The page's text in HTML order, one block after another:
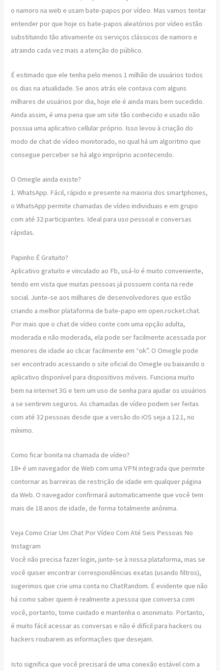
o namoro na web e usam bate-papos por vídeo. Mas vamos tentar
entender por que hoje os bate-papos aleatórios por vídeo estão
substituindo tão ativamente os serviços clássicos de namoro e
atraindo cada vez mais a atenção do público.
É estimado que ele tenha pelo menos 1 milhão de usuários todos
os dias na atualidade. Se anos atrás ele contava com alguns
milhares de usuários por dia, hoje ele é ainda mais bem sucedido.
Ainda assim, é uma pena que um site tão conhecido e usado não
possua uma aplicativo cellular próprio. Isso levou à criação do
modo de chat de vídeo monitorado, no qual há um algoritmo que
consegue perceber se há algo impróprio acontecendo.
O Omegle ainda existe?
1. WhatsApp. Fácil, rápido e presente na maioria dos smartphones,
o WhatsApp permite chamadas de vídeo individuais e em grupo
com até 32 participantes. Ideal para uso pessoal e conversas
rápidas.
Papinho É Gratuito?
Aplicativo gratuito e vinculado ao Fb, usá-lo é muito conveniente,
tendo em vista que muitas pessoas já possuem conta na rede
social. Junte-se aos milhares de desenvolvedores que estão
criando a melhor plataforma de bate-papo em open.rocket.chat.
Por mais que o chat de vídeo conte com uma opção adulta,
moderada e não moderada, ela pode ser facilmente acessada por
menores de idade ao clicar facilmente em “ok”. O Omegle pode
ser encontrado acessando o site oficial do Omegle ou baixando o
aplicativo disponível para dispositivos móveis. Funciona muito
bem na internet 3G e tem um uso de senha para ajudar os usuários
a se sentirem seguros. As chamadas de vídeo podem ser feitas
com até 32 pessoas desde que a versão do iOS seja a 12.1, no
mínimo.
Como ficar bonita na chamada de vídeo?
18+ é um navegador de Web com uma VPN integrada que permite
contornar as barreiras de restrição de idade em qualquer página
da Web. O navegador confirmará automaticamente que você tem
mais de 18 anos de idade, de forma totalmente anônima.
Veja Como Criar Um Chat Por Vídeo Com Até Seis Pessoas No
Instagram
Você não precisa fazer login, junte-se à nossa plataforma, mas se
você quiser encontrar correspondências exatas (usando filtros),
sugerimos que crie uma conta no ChatRandom. É evidente que não
há como saber quem é realmente a pessoa que conversa com
você, portanto, tome cuidado e mantenha o anonimato. Portanto,
é muito fácil acessar as conversas e não é difícil para hackers ou
hackers roubarem as informações que desejam.
Isto significa que você precisará de uma conexão estável com a